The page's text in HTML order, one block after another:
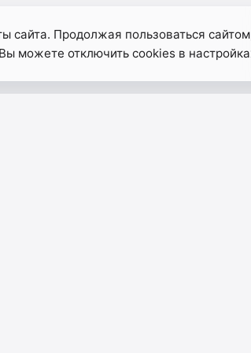
сайта. Продолжая пользоваться
можете отключить cookies в